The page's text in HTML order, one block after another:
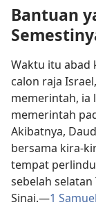
Bantuan
Waktu itu abad
calon raja
memerintah, ia
memerintah
Akibatnya,
bersama kira-
tempat
sebelah
Sinai.​—1